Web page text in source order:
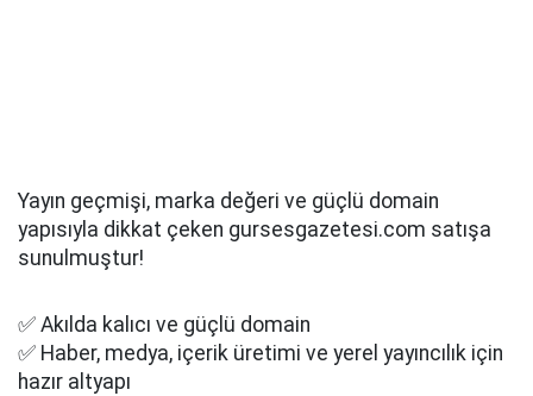
Yayın geçmişi, marka değeri ve güçlü domain
yapısıyla dikkat çeken gursesgazetesi.com satışa
sunulmuştur!
✅ Akılda kalıcı ve güçlü domain
✅ Haber, medya, içerik üretimi ve yerel yayıncılık için
hazır altyapı